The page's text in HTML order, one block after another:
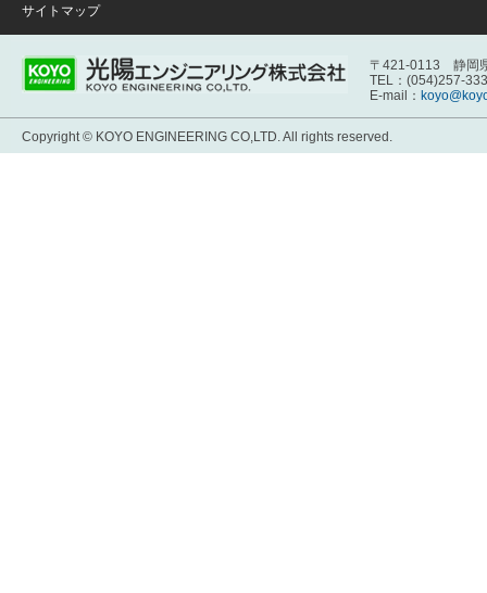
サイトマップ
〒421-0113 静岡
TEL：(054)257-
E-mail：
Copyright © KOYO ENGINEERING CO,LTD. All rights reserved.